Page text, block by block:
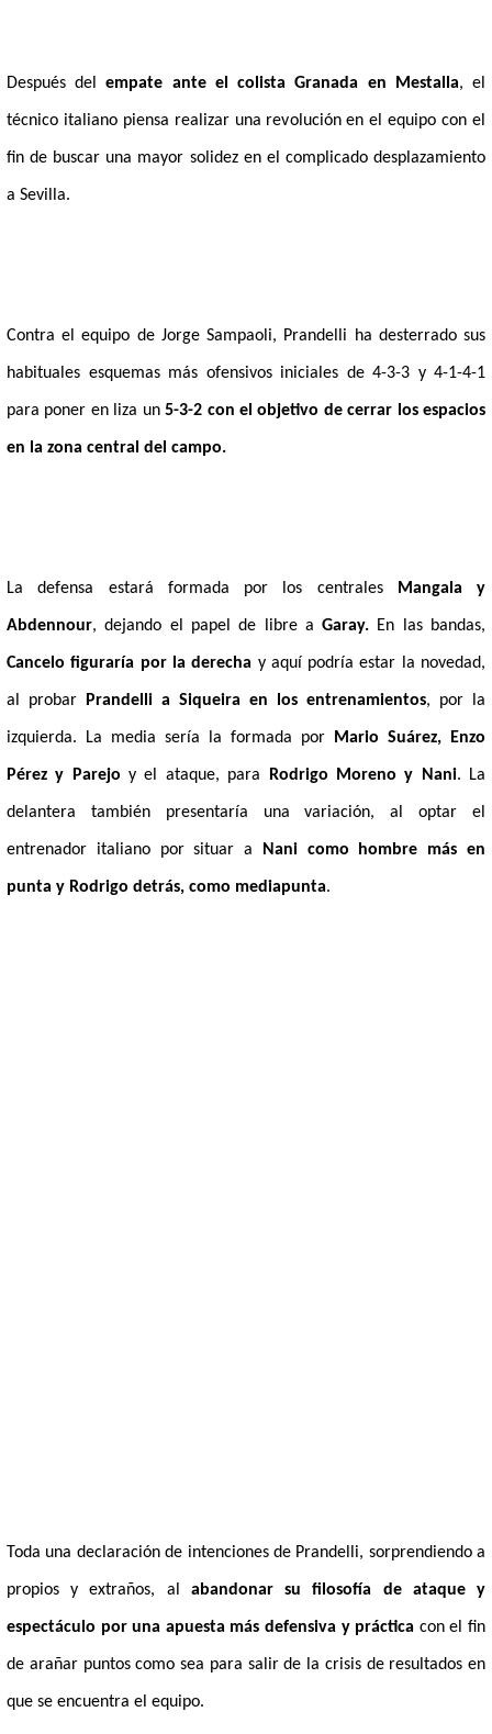
Después delempate ante el colista Granada en Mestalla, el
técnico italiano piensa realizar una revolución en el equipo con el
fin de buscar una mayor solidez en el complicado desplazamiento
a Sevilla.
Contra el equipo de Jorge Sampaoli, Prandelli ha desterrado sus
habituales esquemas más ofensivos iniciales de 4-3-3 y 4-1-4-1
para poner en liza un5-3-2 con el objetivo de cerrar los espacios
en la zona central del campo.
La defensa estará formada por los centrales Mangala y
Abdennour, dejando el papel de libre aGaray. En las bandas,
Cancelo figuraría por la derecha y aquí podría estar la novedad,
al probar Prandelli a Siqueira en los entrenamientos, por la
izquierda. La media sería la formada por Mario Suárez, Enzo
Pérez y Parejo y el ataque, para Rodrigo Moreno y Nani. La
delantera también presentaría una variación, al optar el
entrenador italiano por situar a Nani como hombre más en
punta y Rodrigo detrás, como mediapunta.
Toda una declaración de intenciones de Prandelli, sorprendiendo a
propios y extraños, al abandonar su filosofía de ataque y
espectáculo por una apuesta más defensiva y práctica con el fin
de arañar puntos como sea para salir de la crisis de resultados en
que se encuentra el equipo.